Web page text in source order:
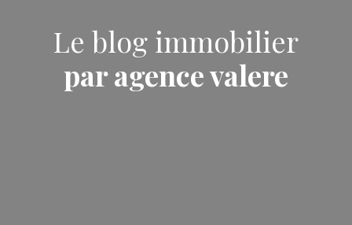
Le blog immobilier
par agence valere